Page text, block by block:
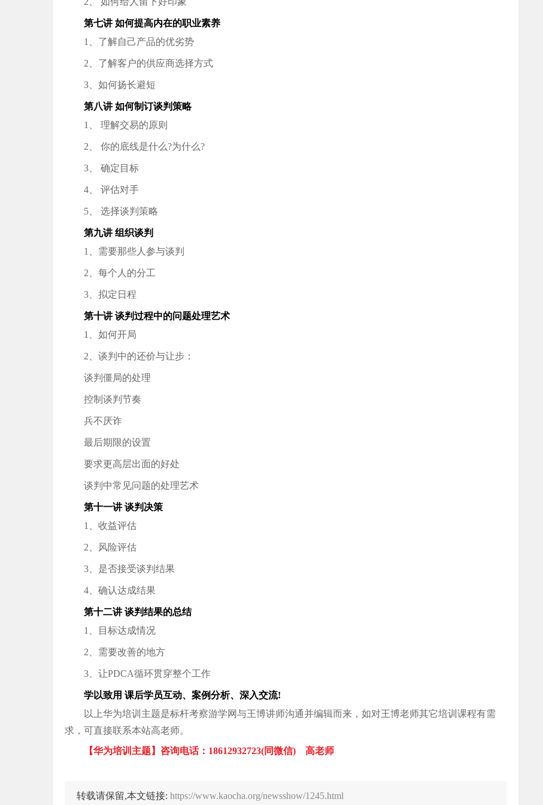
第七讲 如何提高内在的职业素养
1、了解自己产品的优劣势
2、了解客户的供应商选择方式
3、如何扬长避短
第八讲 如何制订谈判策略
1、 理解交易的原则
2、 你的底线是什么?为什么?
3、 确定目标
4、 评估对手
5、 选择谈判策略
第九讲 组织谈判
1、需要那些人参与谈判
2、每个人的分工
3、拟定日程
第十讲 谈判过程中的问题处理艺术
1、如何开局
2、谈判中的还价与让步：
谈判僵局的处理
控制谈判节奏
兵不厌诈
最后期限的设置
要求更高层出面的好处
谈判中常见问题的处理艺术
第十一讲 谈判决策
1、收益评估
2、风险评估
3、是否接受谈判结果
4、确认达成结果
第十二讲 谈判结果的总结
1、目标达成情况
2、需要改善的地方
3、让PDCA循环贯穿整个工作
学以致用 课后学员互动、案例分析、深入交流!
以上华为培训主题是标杆考察游学网与王博讲师沟通并编辑而来，如对王博老师其它培训课程有需
求，可直接联系本站高老师。
【华为培训主题】咨询电话：18612932723(同微信) 高老师
转载请保留,本文链接: https://www.kaocha.org/newsshow/1245.html